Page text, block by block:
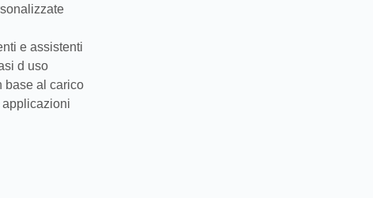
e assistenti
d uso
base al carico
applicazioni